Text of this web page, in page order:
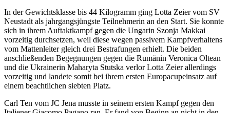
In der Gewichtsklasse bis 44 Kilogramm ging Lotta Zeier vom SV
Neustadt als jahrgangsjüngste Teilnehmerin an den Start. Sie konnte
sich in ihrem Auftaktkampf gegen die Ungarin Szonja Makkai
vorzeitig durchsetzen, weil diese wegen passivem Kampfverhaltens
vom Mattenleiter gleich drei Bestrafungen erhielt. Die beiden
anschließenden Begegnungen gegen die Rumänin Veronica Oltean
und die Ukrainerin Maharyta Stutska verlor Lotta Zeier allerdings
vorzeitig und landete somit bei ihrem ersten Europacupeinsatz auf
einem beachtlichen siebten Platz.
Carl Ten vom JC Jena musste in seinem ersten Kampf gegen den